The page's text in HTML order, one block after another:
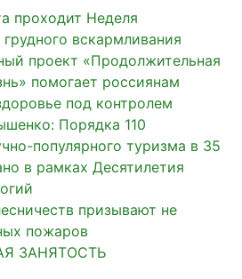
проходит Неделя
вскармливания
проект «Продолжительная
помогает россиянам
под контролем
Порядка 110
популярного туризма в 35
в рамках Десятилетия
призывают не
пожаров
ЗАНЯТОСТЬ